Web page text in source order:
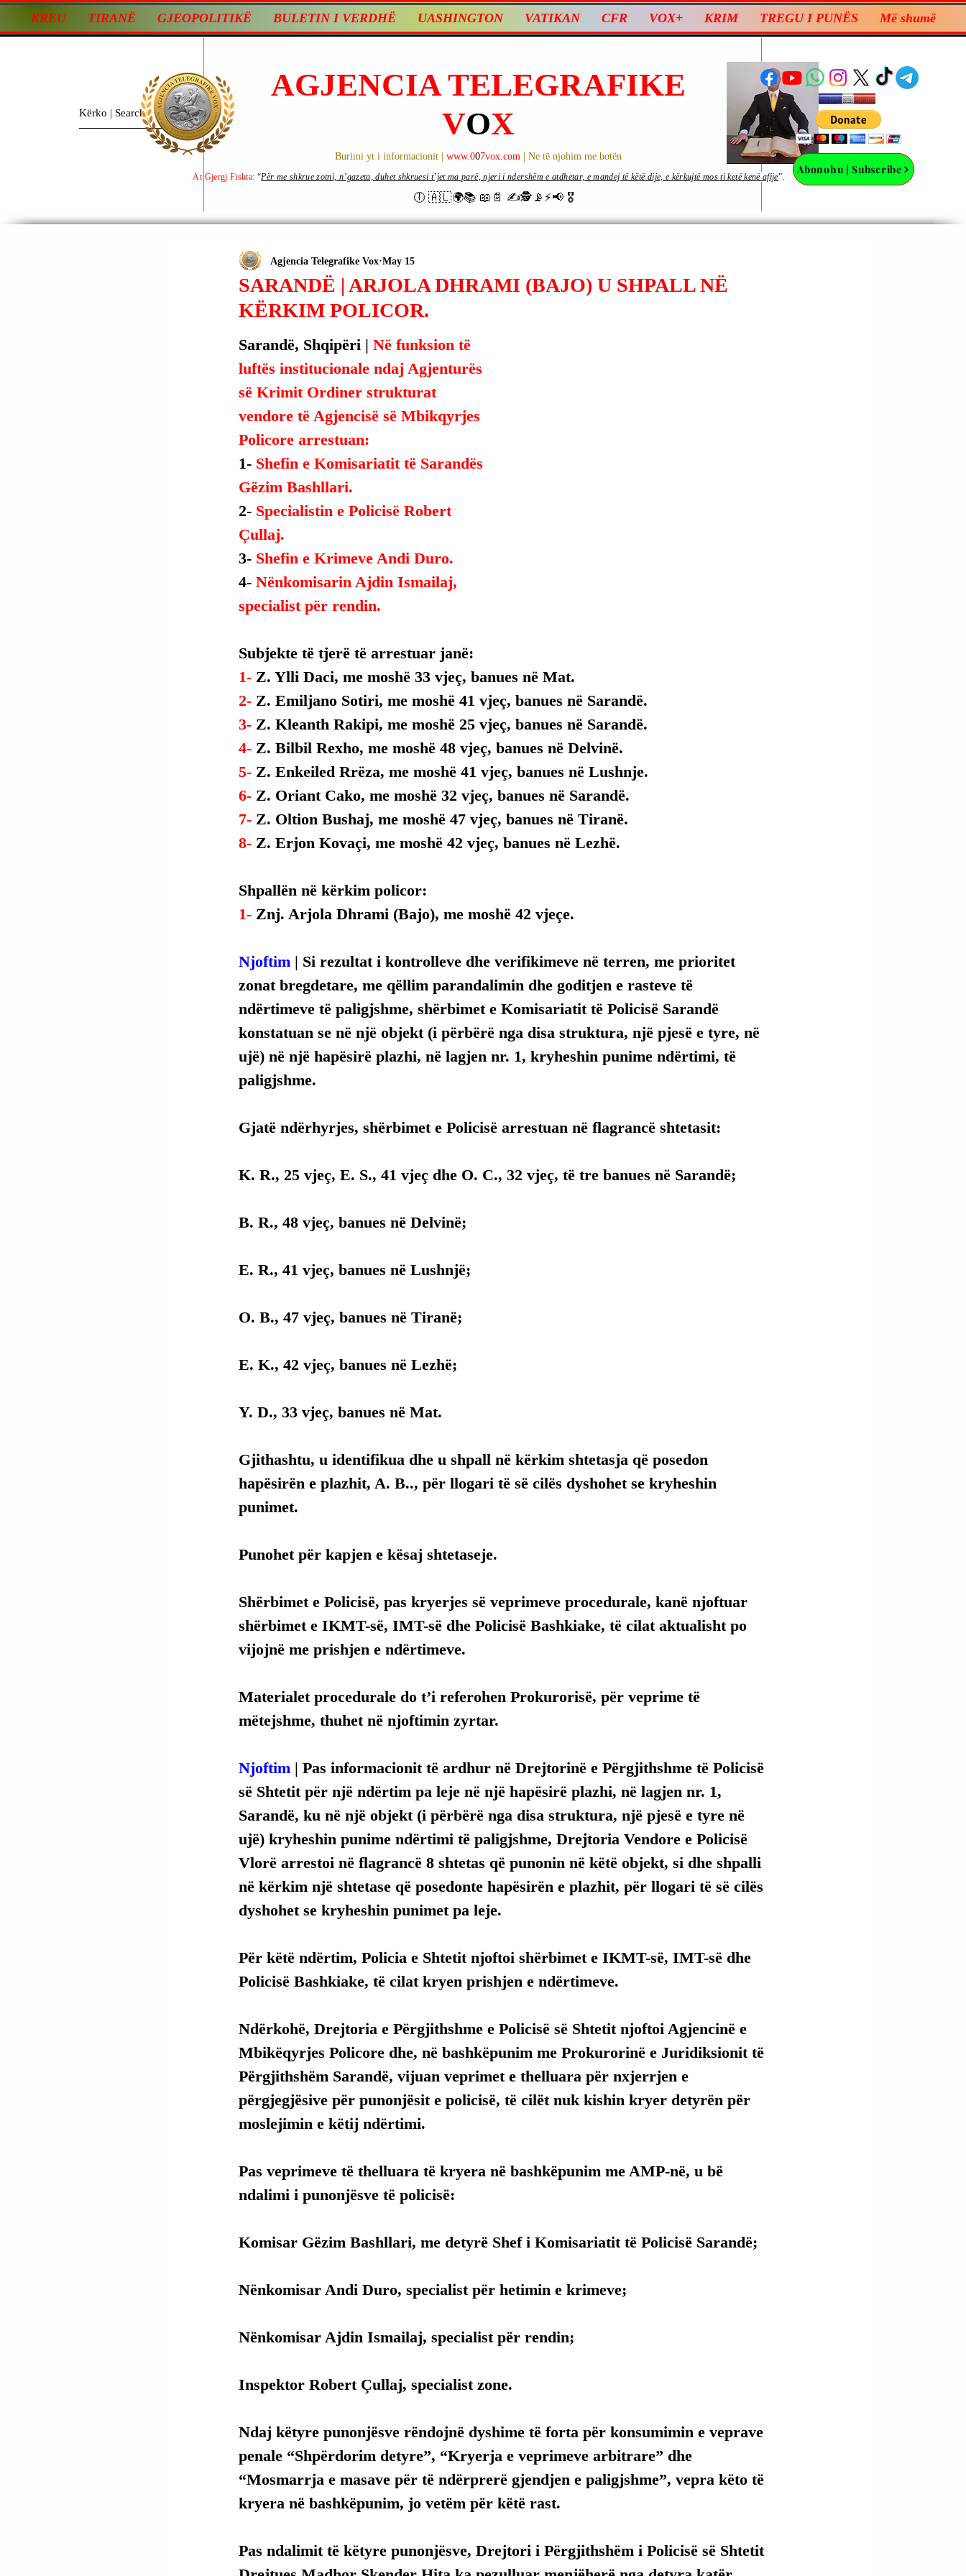
KREU TIRANË GJEOPOLITIKË BULETIN I VERDHË UASHINGTON VATIKAN CFR VOX+ KRIM TREGU I PUNËS Më shumë
AGJENCIA TELEGRAFIKE
VOX
Burimi yt i informacionit | www.007vox.com | Ne të njohim me botën
🕕 🇦🇱🌍📚 📖📄 ✍🕵️📡⚡️📢 🎖
Abonohu | Subscribe
At Gjergj Fishta: “Për me shkrue zotni, n’gazeta, duhet shkruesi t’jet ma parë, njeri i ndershëm e atdhetar, e mandej të këtë dije, e kërkujtë mos ti ketë kenë afije”.
SARANDË | ARJOLA DHRAMI (BAJO) U SHPALL NË
KËRKIM POLICOR.
Agjencia Telegrafike Vox May 15
Sarandë, Shqipëri | Në funksion të
luftës institucionale ndaj Agjenturës
së Krimit Ordiner strukturat
vendore të Agjencisë së Mbikqyrjes
Policore arrestuan:
1- Shefin e Komisariatit të Sarandës
Gëzim Bashllari.
2- Specialistin e Policisë Robert
Çullaj.
3- Shefin e Krimeve Andi Duro.
4- Nënkomisarin Ajdin Ismailaj,
specialist për rendin.
Subjekte të tjerë të arrestuar janë:
1- Z. Ylli Daci, me moshë 33 vjeç, banues në Mat.
2- Z. Emiljano Sotiri, me moshë 41 vjeç, banues në Sarandë.
3- Z. Kleanth Rakipi, me moshë 25 vjeç, banues në Sarandë.
4- Z. Bilbil Rexho, me moshë 48 vjeç, banues në Delvinë.
5- Z. Enkeiled Rrëza, me moshë 41 vjeç, banues në Lushnje.
6- Z. Oriant Cako, me moshë 32 vjeç, banues në Sarandë.
7- Z. Oltion Bushaj, me moshë 47 vjeç, banues në Tiranë.
8- Z. Erjon Kovaçi, me moshë 42 vjeç, banues në Lezhë.
Shpallën në kërkim policor:
1- Znj. Arjola Dhrami (Bajo), me moshë 42 vjeçe.
Njoftim | Si rezultat i kontrolleve dhe verifikimeve në terren, me prioritet
zonat bregdetare, me qëllim parandalimin dhe goditjen e rasteve të
ndërtimeve të paligjshme, shërbimet e Komisariatit të Policisë Sarandë
konstatuan se në një objekt (i përbërë nga disa struktura, një pjesë e tyre, në
ujë) në një hapësirë plazhi, në lagjen nr. 1, kryheshin punime ndërtimi, të
paligjshme.
Gjatë ndërhyrjes, shërbimet e Policisë arrestuan në flagrancë shtetasit:
K. R., 25 vjeç, E. S., 41 vjeç dhe O. C., 32 vjeç, të tre banues në Sarandë;
B. R., 48 vjeç, banues në Delvinë;
E. R., 41 vjeç, banues në Lushnjë;
O. B., 47 vjeç, banues në Tiranë;
E. K., 42 vjeç, banues në Lezhë;
Y. D., 33 vjeç, banues në Mat.
Gjithashtu, u identifikua dhe u shpall në kërkim shtetasja që posedon
hapësirën e plazhit, A. B.., për llogari të së cilës dyshohet se kryheshin
punimet.
Punohet për kapjen e kësaj shtetaseje.
Shërbimet e Policisë, pas kryerjes së veprimeve procedurale, kanë njoftuar
shërbimet e IKMT-së, IMT-së dhe Policisë Bashkiake, të cilat aktualisht po
vijojnë me prishjen e ndërtimeve.
Materialet procedurale do t’i referohen Prokurorisë, për veprime të
mëtejshme, thuhet në njoftimin zyrtar.
Njoftim | Pas informacionit të ardhur në Drejtorinë e Përgjithshme të Policisë
së Shtetit për një ndërtim pa leje në një hapësirë plazhi, në lagjen nr. 1,
Sarandë, ku në një objekt (i përbërë nga disa struktura, një pjesë e tyre në
ujë) kryheshin punime ndërtimi të paligjshme, Drejtoria Vendore e Policisë
Vlorë arrestoi në flagrancë 8 shtetas që punonin në këtë objekt, si dhe shpalli
në kërkim një shtetase që posedonte hapësirën e plazhit, për llogari të së cilës
dyshohet se kryheshin punimet pa leje.
Për këtë ndërtim, Policia e Shtetit njoftoi shërbimet e IKMT-së, IMT-së dhe
Policisë Bashkiake, të cilat kryen prishjen e ndërtimeve.
Ndërkohë, Drejtoria e Përgjithshme e Policisë së Shtetit njoftoi Agjencinë e
Mbikëqyrjes Policore dhe, në bashkëpunim me Prokurorinë e Juridiksionit të
Përgjithshëm Sarandë, vijuan veprimet e thelluara për nxjerrjen e
përgjegjësive për punonjësit e policisë, të cilët nuk kishin kryer detyrën për
moslejimin e këtij ndërtimi.
Pas veprimeve të thelluara të kryera në bashkëpunim me AMP-në, u bë
ndalimi i punonjësve të policisë:
Komisar Gëzim Bashllari, me detyrë Shef i Komisariatit të Policisë Sarandë;
Nënkomisar Andi Duro, specialist për hetimin e krimeve;
Nënkomisar Ajdin Ismailaj, specialist për rendin;
Inspektor Robert Çullaj, specialist zone.
Ndaj këtyre punonjësve rëndojnë dyshime të forta për konsumimin e veprave
penale “Shpërdorim detyre”, “Kryerja e veprimeve arbitrare” dhe
“Mosmarrja e masave për të ndërprerë gjendjen e paligjshme”, vepra këto të
kryera në bashkëpunim, jo vetëm për këtë rast.
Pas ndalimit të këtyre punonjësve, Drejtori i Përgjithshëm i Policisë së Shtetit